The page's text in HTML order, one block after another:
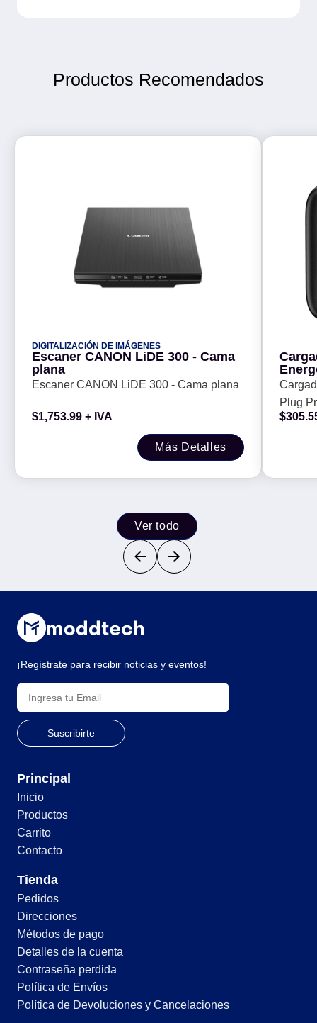
Productos Recomendados
DIGITALIZACIÓN DE IMÁGENES
Escaner CANON LiDE 300 - Cama
plana
Escaner CANON LiDE 300 - Cama plana
$1,753.99 + IVA
Más Detalles
Plug
000
$
Ver todo
¡Regístrate para recibir noticias y eventos!
Principal
Inicio
Productos
Carrito
Contacto
Tienda
Pedidos
Direcciones
Métodos de pago
Detalles de la cuenta
Contraseña perdida
Política de Envíos
Política de Devoluciones y Cancelaciones